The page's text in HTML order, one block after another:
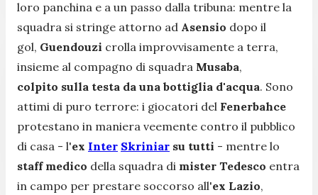
loro panchina e a un passo dalla tribuna: mentre la
squadra si stringe attorno ad Asensio dopo il
gol, Guendouzi crolla improvvisamente a terra,
insieme al compagno di squadra Musaba,
colpito sulla testa da una bottiglia d'acqua. Sono
attimi di puro terrore: i giocatori del Fenerbahce
protestano in maniera veemente contro il pubblico
di casa - l'ex Inter Skriniar su tutti - mentre lo
staff medico della squadra di mister Tedesco entra
in campo per prestare soccorso all'ex Lazio,